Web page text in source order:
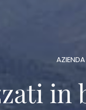
in